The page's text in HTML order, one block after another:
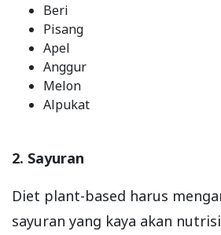
Beri
Pisang
Apel
Anggur
Melon
Alpukat
2. Sayuran
Diet plant-based harus
sayuran yang kaya akan